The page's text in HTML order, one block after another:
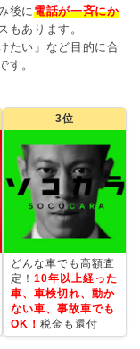
後に 電話が一斉にか
もあります。
たい」など目的に合
す。
3位
どんな車でも高額査
定！ 10年以上経った
車、車検切れ、動か
ない車、事故車でも
OK！ 税金も還付